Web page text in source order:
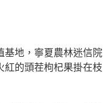
基地，寧夏農林迷信院
紅的頭茬枸杞果掛在枝